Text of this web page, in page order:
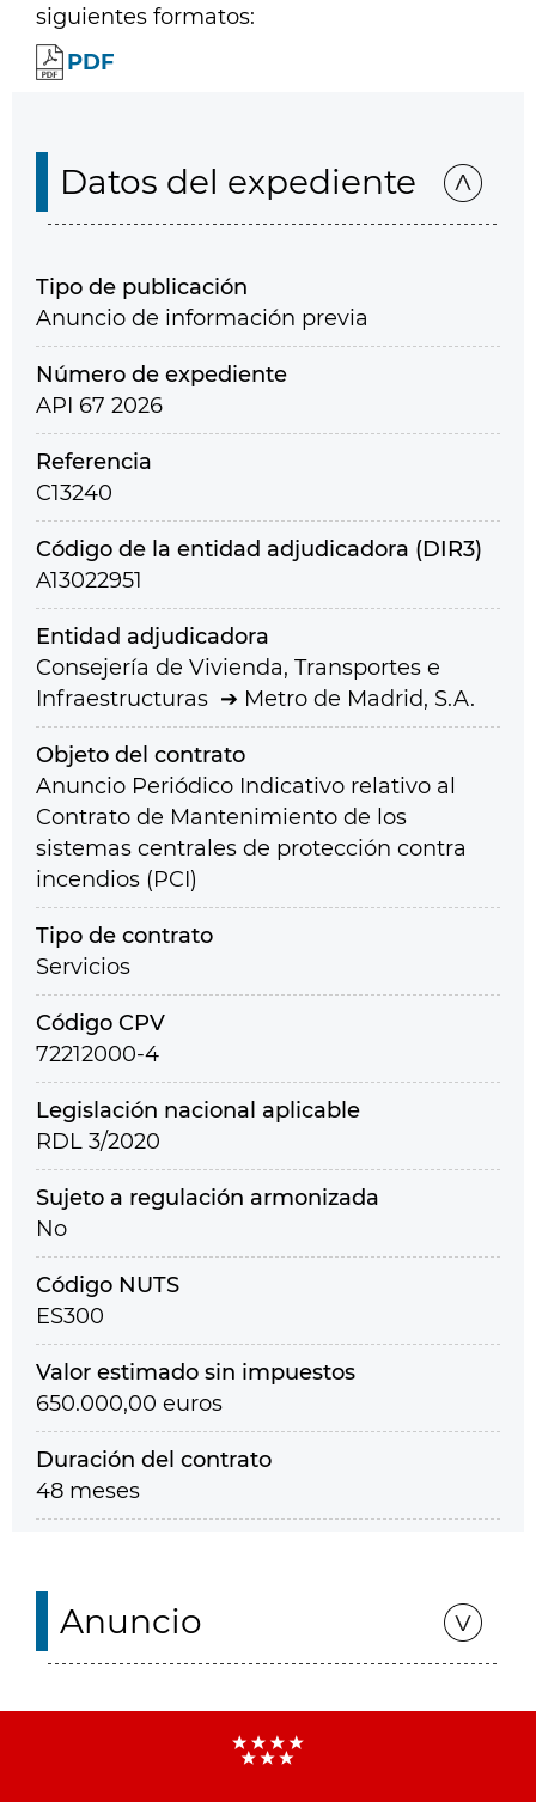
siguientes formatos:
PDF
Datos del expediente
Tipo de publicación
Anuncio de información previa
Número de expediente
API 67 2026
Referencia
C13240
Código de la entidad adjudicadora (DIR3)
A13022951
Entidad adjudicadora
Consejería de Vivienda, Transportes e
Infraestructuras
Metro de Madrid, S.A.
Objeto del contrato
Anuncio Periódico Indicativo relativo al
Contrato de Mantenimiento de los
sistemas centrales de protección contra
incendios (PCI)
Tipo de contrato
Servicios
Código CPV
72212000-4
Legislación nacional aplicable
RDL 3/2020
Sujeto a regulación armonizada
No
Código NUTS
ES300
Valor estimado sin impuestos
650.000,00 euros
Duración del contrato
48 meses
Anuncio